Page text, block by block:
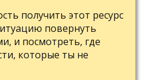
получить этот ресурс
повернуть
и посмотреть, где
которые ты не